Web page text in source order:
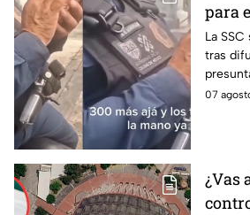
para
a
La
tras
07
¿Vas